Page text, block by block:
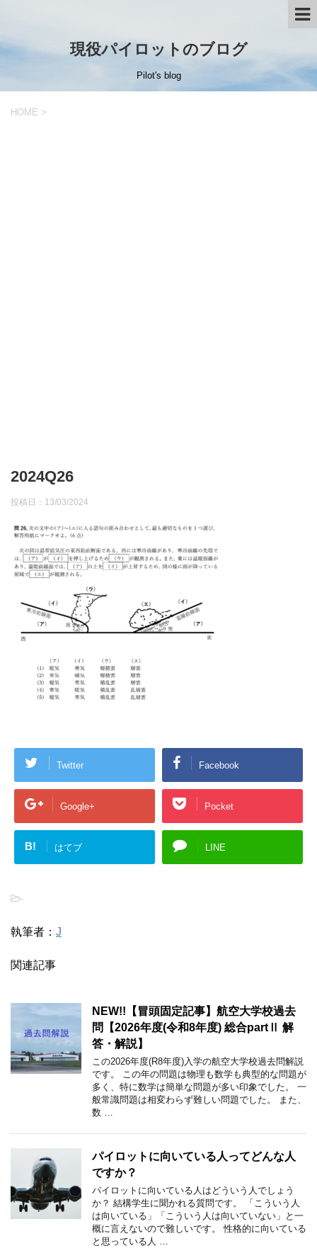
現役パイロットのブログ
Pilot's blog
HOME >
2024Q26
投稿日： 13/03/2024
Twitter Facebook
Google+ Pocket
B! はてブ LINE
-
執筆者： J
関連記事
NEW!!【冒頭固定記事】航空大学校過去
問【2026年度(令和8年度) 総合partⅡ 解
答・解説】
この2026年度(R8年度)入学の航空大学校過去問解説
です。 この年の問題は物理も数学も典型的な問題が
多く、特に数学は簡単な問題が多い印象でした。 一
般常識問題は相変わらず難しい問題でした。 また、
数 …
パイロットに向いている人ってどんな人
ですか？
パイロットに向いている人はどういう人でしょう
か？ 結構学生に聞かれる質問です。 「こういう人
は向いている」「こういう人は向いていない」と一
概に言えないので難しいです。 性格的に向いている
と思っている人 …